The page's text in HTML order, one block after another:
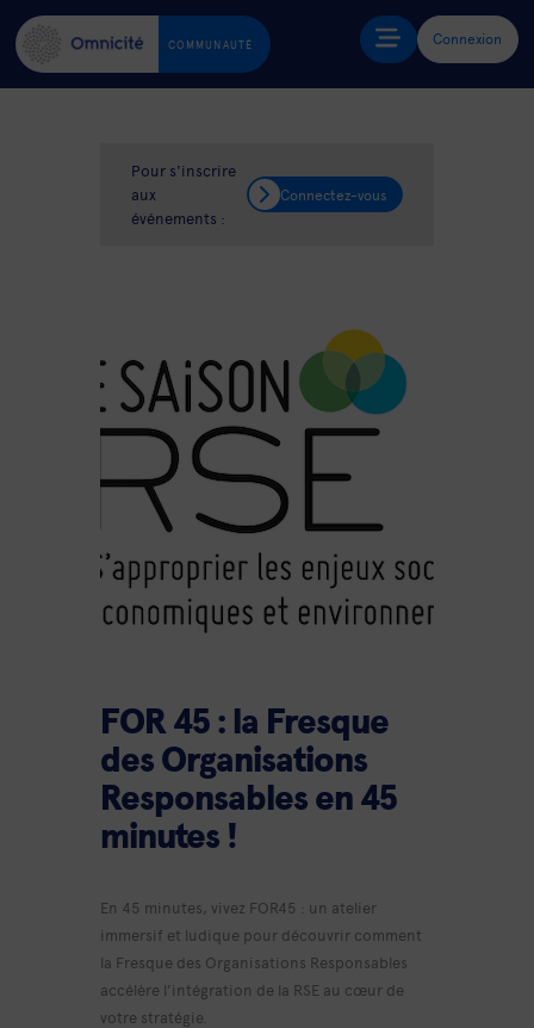
COMMUNAUTÉ Connexion
Pour s'inscrire
aux
événements :
Connectez-vous
FOR 45 : la Fresque
des Organisations
Responsables en 45
minutes !
En 45 minutes, vivez FOR45 : un atelier
immersif et ludique pour découvrir comment
la Fresque des Organisations Responsables
accélère l’intégration de la RSE au cœur de
votre stratégie.